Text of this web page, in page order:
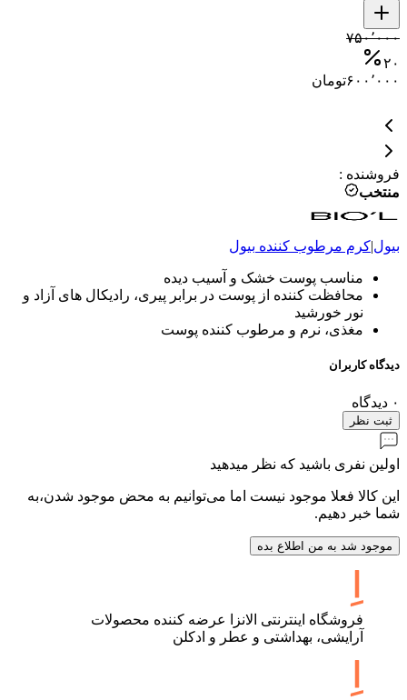
۷۵۰٬۰۰۰
۲۰
۶۰۰٬۰۰۰تومان
فروشنده :
منتخب
بیول|کرم مرطوب کننده بیول
مناسب پوست خشک و آسیب دیده
محافظت کننده از پوست در برابر پیری، رادیکال های آزاد و
نور خورشید
مغذی، نرم و مرطوب کننده پوست
دیدگاه کاربران
۰ دیدگاه
ثبت نظر
اولین نفری باشید که نظر میدهید
این کالا فعلا موجود نیست اما می‌توانیم به محض موجود شدن،به
شما خبر دهیم.
موجود شد به من اطلاع بده
فروشگاه اینترنتی الانزا عرضه کننده محصولات
آرایشی، بهداشتی و عطر و ادکلن